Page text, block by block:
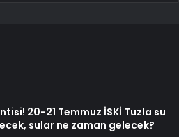
20-21 Temmuz İSKİ Tuzla su
sular ne zaman gelecek?